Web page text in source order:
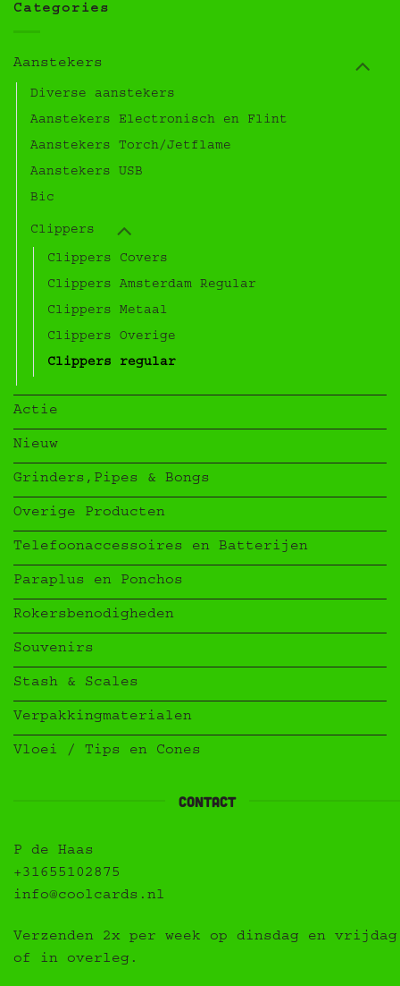
Categories
Aanstekers
Diverse aanstekers
Aanstekers Electronisch en Flint
Aanstekers Torch/Jetflame
Aanstekers USB
Bic
Clippers
Clippers Covers
Clippers Amsterdam Regular
Clippers Metaal
Clippers Overige
Clippers regular
Actie
Nieuw
Grinders,Pipes & Bongs
Overige Producten
Telefoonaccessoires en Batterijen
Paraplus en Ponchos
Rokersbenodigheden
Souvenirs
Stash & Scales
Verpakkingmaterialen
Vloei / Tips en Cones
contact
P de Haas
+31655102875
info@coolcards.nl
Verzenden 2x per week op dinsdag en vrijdag
of in overleg.